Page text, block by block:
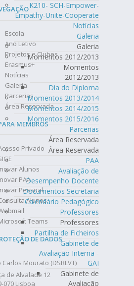
K210- SCH-Empower-
Empathy-Unite-Cooperate
Notícias
Galeria
Galeria
Momentos 2012/2013
Momentos
2012/2013
Dia do Diploma
Momentos 2013/2014
Momentos 2014/2015
Momentos 2015/2016
Parcerias
Área Reservada
Área Reservada
PAA
Avaliação de
Desempenho Docente
Documentos Secretaria
Calendário Pedagógico
Professores
Professores
Partilha de Ficheiros
Gabinete de
Avaliação Interna -
GAI
Gabinete de
Avaliação
Escola
Ano Letivo
Projetos e Clubes
Erasmus+
Notícias
Galeria
Parcerias
Área Reservada
MEMBROS
Privado
Alunos
PAA
Pessoal
Alunos
Teams
DE DADOS
Carlos Mourato (DSRLVT)
de Alvalade 12
070 Lisboa